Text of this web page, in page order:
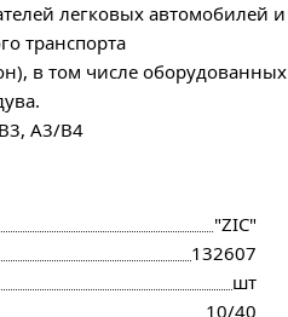
легковых автомобилей и
транспорта
в том числе оборудованных
A3/B4
"ZIС"
132607
шт
10/40